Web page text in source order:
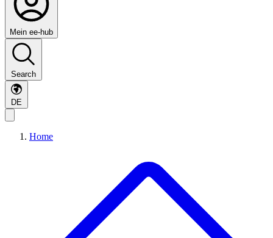
Mein ee-hub
Search
DE
Home